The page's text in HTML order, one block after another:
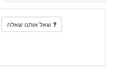
שאל אותנו שאלה